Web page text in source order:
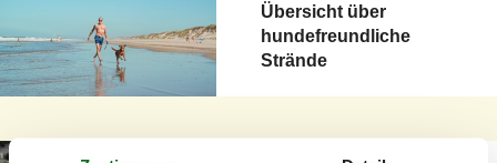
Übersicht über
hundefreundliche
Strände